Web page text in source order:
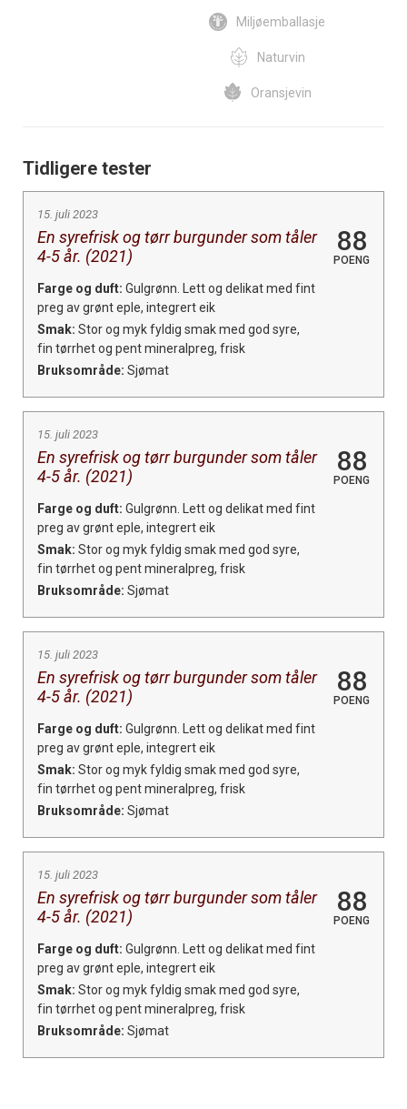
Miljøemballasje
Naturvin
Oransjevin
Tidligere tester
15. juli 2023
En syrefrisk og tørr burgunder som tåler
4-5 år. (2021)
88
POENG
Farge og duft: Gulgrønn. Lett og delikat med fint
preg av grønt eple, integrert eik
Smak: Stor og myk fyldig smak med god syre,
fin tørrhet og pent mineralpreg, frisk
Bruksområde: Sjømat
15. juli 2023
En syrefrisk og tørr burgunder som tåler
4-5 år. (2021)
88
POENG
Farge og duft: Gulgrønn. Lett og delikat med fint
preg av grønt eple, integrert eik
Smak: Stor og myk fyldig smak med god syre,
fin tørrhet og pent mineralpreg, frisk
Bruksområde: Sjømat
15. juli 2023
En syrefrisk og tørr burgunder som tåler
4-5 år. (2021)
88
POENG
Farge og duft: Gulgrønn. Lett og delikat med fint
preg av grønt eple, integrert eik
Smak: Stor og myk fyldig smak med god syre,
fin tørrhet og pent mineralpreg, frisk
Bruksområde: Sjømat
15. juli 2023
En syrefrisk og tørr burgunder som tåler
4-5 år. (2021)
88
POENG
Farge og duft: Gulgrønn. Lett og delikat med fint
preg av grønt eple, integrert eik
Smak: Stor og myk fyldig smak med god syre,
fin tørrhet og pent mineralpreg, frisk
Bruksområde: Sjømat